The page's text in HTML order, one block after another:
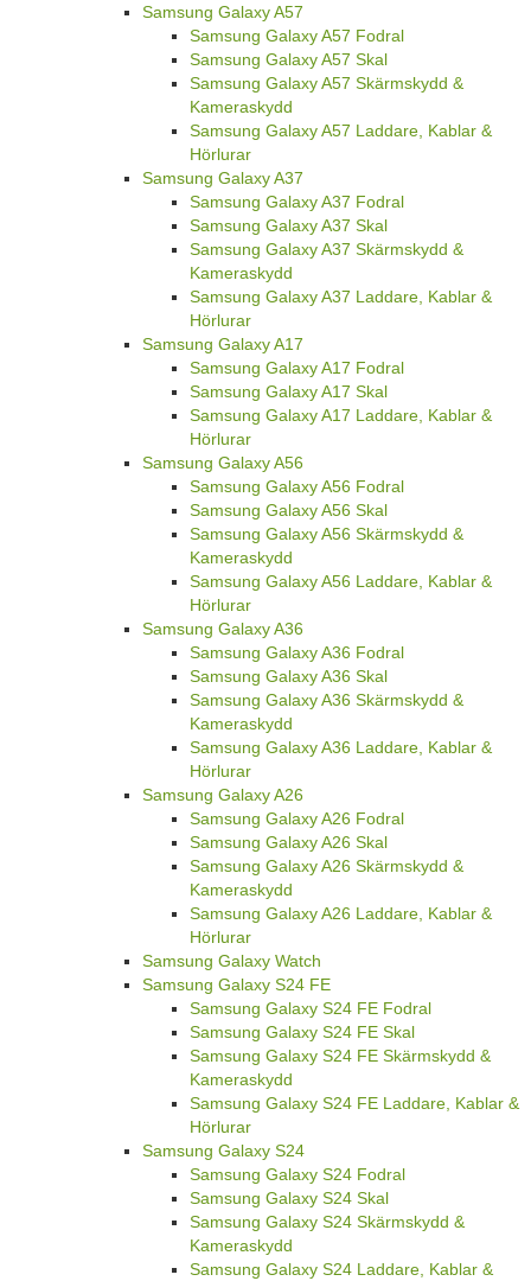
Samsung Galaxy A57
Samsung Galaxy A57 Fodral
Samsung Galaxy A57 Skal
Samsung Galaxy A57 Skärmskydd &
Kameraskydd
Samsung Galaxy A57 Laddare, Kablar &
Hörlurar
Samsung Galaxy A37
Samsung Galaxy A37 Fodral
Samsung Galaxy A37 Skal
Samsung Galaxy A37 Skärmskydd &
Kameraskydd
Samsung Galaxy A37 Laddare, Kablar &
Hörlurar
Samsung Galaxy A17
Samsung Galaxy A17 Fodral
Samsung Galaxy A17 Skal
Samsung Galaxy A17 Laddare, Kablar &
Hörlurar
Samsung Galaxy A56
Samsung Galaxy A56 Fodral
Samsung Galaxy A56 Skal
Samsung Galaxy A56 Skärmskydd &
Kameraskydd
Samsung Galaxy A56 Laddare, Kablar &
Hörlurar
Samsung Galaxy A36
Samsung Galaxy A36 Fodral
Samsung Galaxy A36 Skal
Samsung Galaxy A36 Skärmskydd &
Kameraskydd
Samsung Galaxy A36 Laddare, Kablar &
Hörlurar
Samsung Galaxy A26
Samsung Galaxy A26 Fodral
Samsung Galaxy A26 Skal
Samsung Galaxy A26 Skärmskydd &
Kameraskydd
Samsung Galaxy A26 Laddare, Kablar &
Hörlurar
Samsung Galaxy Watch
Samsung Galaxy S24 FE
Samsung Galaxy S24 FE Fodral
Samsung Galaxy S24 FE Skal
Samsung Galaxy S24 FE Skärmskydd &
Kameraskydd
Samsung Galaxy S24 FE Laddare, Kablar &
Hörlurar
Samsung Galaxy S24
Samsung Galaxy S24 Fodral
Samsung Galaxy S24 Skal
Samsung Galaxy S24 Skärmskydd &
Kameraskydd
Samsung Galaxy S24 Laddare, Kablar &